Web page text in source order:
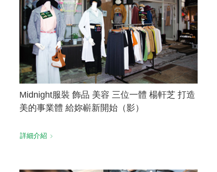
Midnight服裝 飾品 美容 三位一體 楊軒芝 打造
美的事業體 給妳嶄新開始（影）
詳細介紹